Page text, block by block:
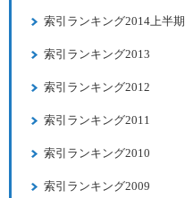
索引ランキング2014上半期
索引ランキング2013
索引ランキング2012
索引ランキング2011
索引ランキング2010
索引ランキング2009